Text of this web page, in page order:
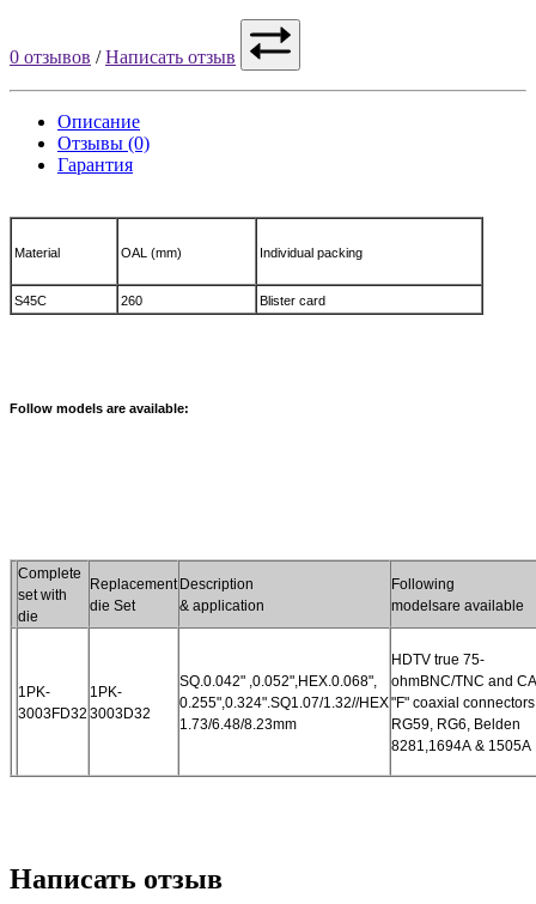
0 отзывов /Написать отзыв
Описание
Отзывы (0)
Гарантия
Material OAL (mm) Individual packing
S45C 260 Blister card
Follow models are available:
Complete
set with
die
Replacement
die Set
Description
& application
Following
modelsare available
1PK-
3003FD32
1PK-
3003D32
SQ.0.042" ,0.052",HEX.0.068",
0.255",0.324".SQ1.07/1.32//HEX
1.73/6.48/8.23mm
HDTV true 75-
ohmBNC/TNC and
"F" coaxial
RG59, RG6, Belden
8281,1694A & 1505A
Написать отзыв